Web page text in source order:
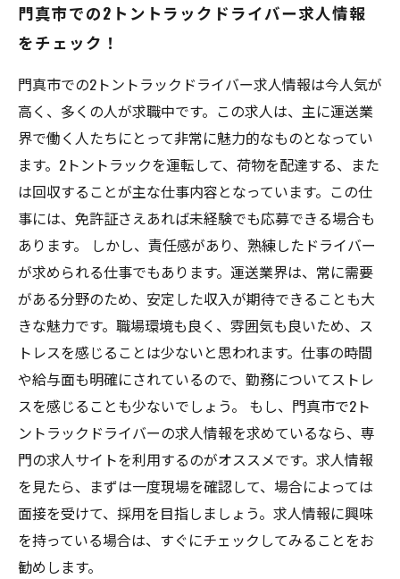
とは？
2トントラックドライバーの仕事に就くにあたっ
てのメリットとデメリットとは？
門真市での2トントラックドライバー求人情報
をチェック！
門真市での2トントラックドライバー求人情報は今人気が
高く、多くの人が求職中です。この求人は、主に運送業
界で働く人たちにとって非常に魅力的なものとなってい
ます。2トントラックを運転して、荷物を配達する、また
は回収することが主な仕事内容となっています。この仕
事には、免許証さえあれば未経験でも応募できる場合も
あります。 しかし、責任感があり、熟練したドライバー
が求められる仕事でもあります。運送業界は、常に需要
がある分野のため、安定した収入が期待できることも大
きな魅力です。職場環境も良く、雰囲気も良いため、ス
トレスを感じることは少ないと思われます。仕事の時間
や給与面も明確にされているので、勤務についてストレ
スを感じることも少ないでしょう。 もし、門真市で2ト
ントラックドライバーの求人情報を求めているなら、専
門の求人サイトを利用するのがオススメです。求人情報
を見たら、まずは一度現場を確認して、場合によっては
面接を受けて、採用を目指しましょう。求人情報に興味
を持っている場合は、すぐにチェックしてみることをお
勧めします。